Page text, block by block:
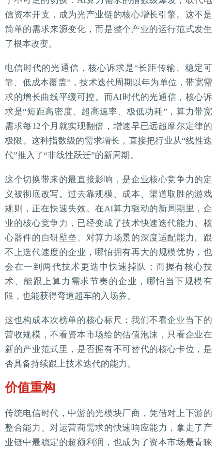
信资本开支，成为光产业链的核心增长引擎。这不是
简单的需求来源变化，而是整个产业的运行范式发生
了根本改变。
电信时代的光通信，核心诉求是“长距传输、稳定可
靠、低成本覆盖”，技术迭代周期以年为单位，带宽需
求的增长曲线平缓可控。而AI时代的光通信，核心诉
求是“短距高密度、超高速率、极低功耗”，算力带宽
需求每12个月就实现翻倍，增速早已远超摩尔定律的
极限。这种指数级的需求增长，直接把行业从“线性迭
代”推入了“非线性跃迁”的新周期。
这个切换带来的最直接影响，是企业核心竞争力的定
义被彻底改写。过去靠规模、成本、渠道取胜的游戏
规则，正在快速失效。在AI算力驱动的新周期里，企
业的核心竞争力，已经变成了技术快速迭代能力、核
心器件的自研壁垒、对算力场景的深度适配能力。跟
不上迭代速度的企业，哪怕拥有再大的规模优势，也
会在一到两代技术更迭中快速掉队；而握有核心技
术、能跟上算力需求节奏的企业，哪怕当下规模有
限，也能获得弯道超车的入场券。
这也构成本次榜单的核心标尺：我们不看企业当下的
营收规模，不看资本市场给的估值泡沫，只看企业在
新的产业范式里，是否握有不可替代的核心卡位，是
否具备持续跟上技术迭代的能力。
价值重构
传统电信时代，中游的光模块厂商，凭借对上下游的
整合能力、对运营商需求的快速响应能力，拿走了产
业链中最稳定的超额利润，也成为了资本市场最青睐